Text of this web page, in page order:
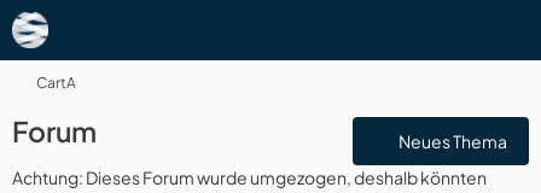
CartA
Forum
Neues Thema
Achtung: Dieses Forum wurde umgezogen, deshalb könnten